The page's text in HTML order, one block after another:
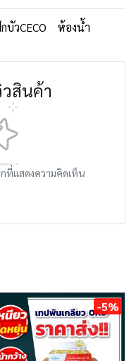
บัวCECO
ห้องน้ำ
สินค้า
ที่แสดงความคิดเห็น
-5%